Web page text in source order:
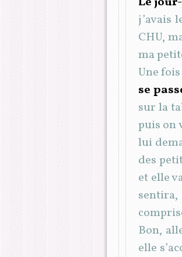
j’avais
CHU,
ma
Une
se
sur la
puis on
lui
des
et elle
sentira,
Bon,
elle